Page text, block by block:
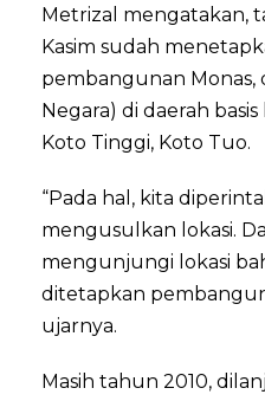
Metrizal mengatakan,
Kasim sudah
pembangunan
Negara) di daerah
Koto Tinggi, Koto Tuo.
“Pada hal, kita
mengusulkan lokasi.
mengunjungi lokasi
ditetapkan
ujarnya.
Masih tahun 2010,